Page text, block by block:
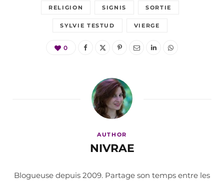
RELIGION SIGNIS SORTIE
SYLVIE TESTUD VIERGE
0
AUTHOR
NIVRAE
Blogueuse depuis 2009. Partage son temps entre les